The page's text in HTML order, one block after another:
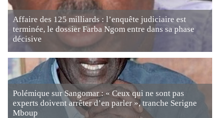
Affaire des 125 milliards : l’enquête judiciaire est
terminée, le dossier Farba Ngom entre dans sa phase
décisive
Polémique sur Sangomar : « Ceux qui ne sont pas
experts doivent arrêter d’en parler », tranche Serigne
Mboup